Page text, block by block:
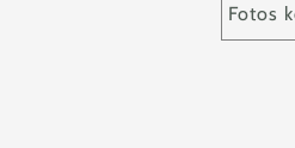
Fotos